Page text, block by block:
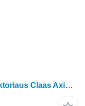
Hidraulinis skirstytuvas ratinio traktoriaus Claas Axion 810